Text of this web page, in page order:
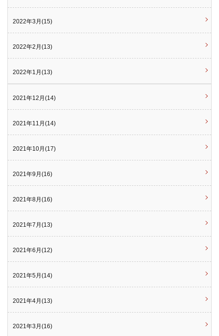
2022年3月(15)
2022年2月(13)
2022年1月(13)
2021年12月(14)
2021年11月(14)
2021年10月(17)
2021年9月(16)
2021年8月(16)
2021年7月(13)
2021年6月(12)
2021年5月(14)
2021年4月(13)
2021年3月(16)